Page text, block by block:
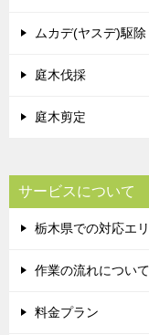
ムカデ(ヤスデ)駆除
庭木伐採
庭木剪定
サービスについて
栃木県での対応エ
作業の流れについて
料金プラン